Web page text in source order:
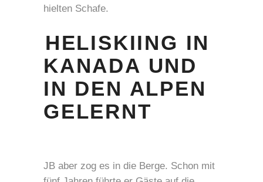
hielten Schafe.
HELISKIING IN
KANADA UND
IN DEN ALPEN
GELERNT
JB aber zog es in die Berge. Schon mit